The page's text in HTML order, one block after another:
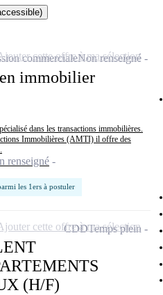
immobilier
dans les transactions immobilières.
Immobilières (AMTI) il offre des
renseigné
les 1ers à postuler
commercialeNon renseigné
cette offre à ma sélection
(H/F)
CDDTemps plein
cette offre à ma sélection